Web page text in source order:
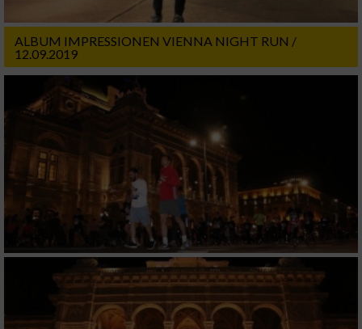
ALBUM IMPRESSIONEN VIENNA NIGHT RUN /
12.09.2019